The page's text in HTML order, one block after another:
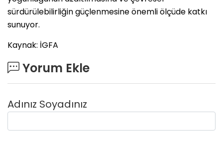
sürdürülebilirliğin güçlenmesine önemli ölçüde katkı
sunuyor.
Kaynak: İGFA
Yorum Ekle
Adınız Soyadınız